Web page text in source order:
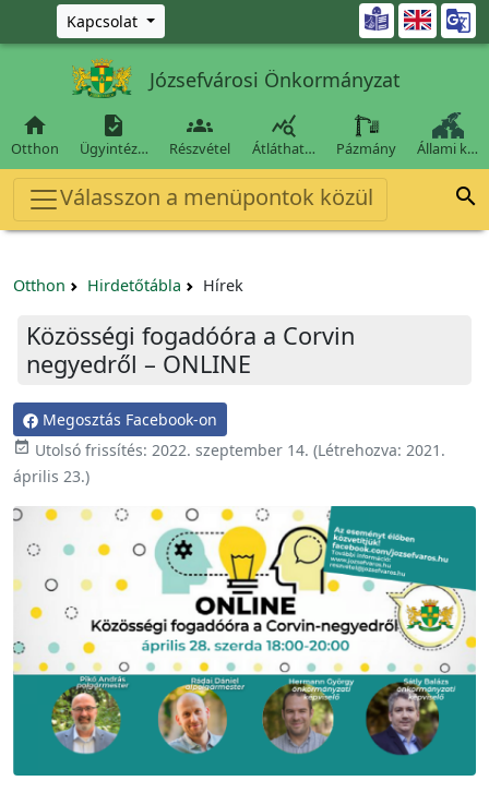
Ugrás a fő tartalomra
Kapcsolat 
Józsefvárosi Önkormányzat

Otthon

Ügyintéz…

Részvétel

Átláthat… Pázmány Állami k…
Válasszon a menüpontok közül 
Otthon Hirdetőtábla Hírek
Közösségi fogadóóra a Corvin
negyedről – ONLINE
Megosztás Facebook-on
 Utolsó frissítés: 2022. szeptember 14. (Létrehozva: 2021.
április 23.)